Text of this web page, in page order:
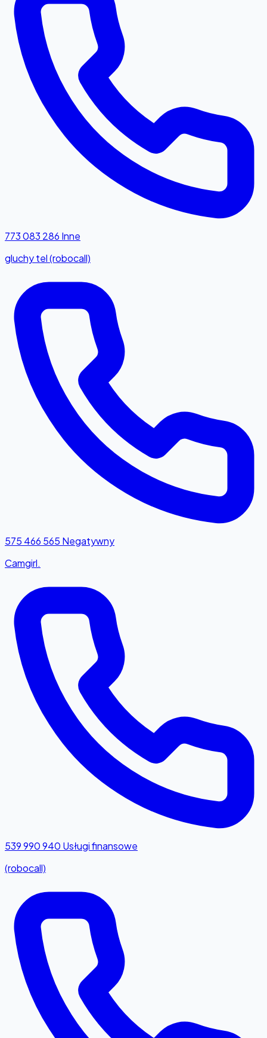
773 083 286 Inne
gluchy tel (robocall)
575 466 565 Negatywny
Camgirl.
539 990 940 Usługi finansowe
(robocall)